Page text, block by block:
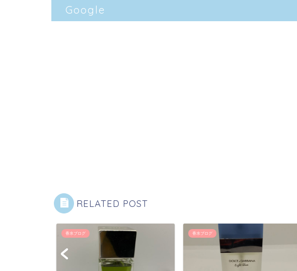
Google
RELATED POST
香水ブログ 香水ブログ